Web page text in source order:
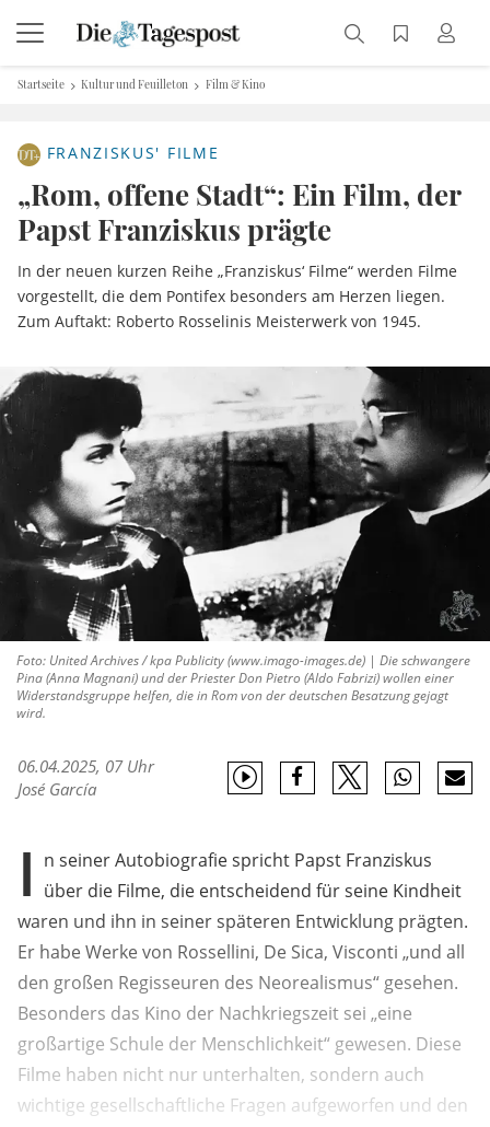
Startseite Kultur und Feuilleton Film & Kino
FRANZISKUS' FILME
„Rom, offene Stadt“: Ein Film, der
Papst Franziskus prägte
In der neuen kurzen Reihe „Franziskus‘ Filme“ werden Filme
vorgestellt, die dem Pontifex besonders am Herzen liegen.
Zum Auftakt: Roberto Rosselinis Meisterwerk von 1945.
Foto: United Archives / kpa Publicity (www.imago-images.de) | Die schwangere
Pina (Anna Magnani) und der Priester Don Pietro (Aldo Fabrizi) wollen einer
Widerstandsgruppe helfen, die in Rom von der deutschen Besatzung gejagt
wird.
06.04.2025, 07 Uhr
José García
I n seiner Autobiografie spricht Papst Franziskus
über die Filme, die entscheidend für seine Kindheit
waren und ihn in seiner späteren Entwicklung prägten.
Er habe Werke von Rossellini, De Sica, Visconti „und all
den großen Regisseuren des Neorealismus“ gesehen.
Besonders das Kino der Nachkriegszeit sei „eine
großartige Schule der Menschlichkeit“ gewesen. Diese
Filme haben nicht nur unterhalten, sondern auch
wichtige gesellschaftliche Fragen aufgeworfen und den